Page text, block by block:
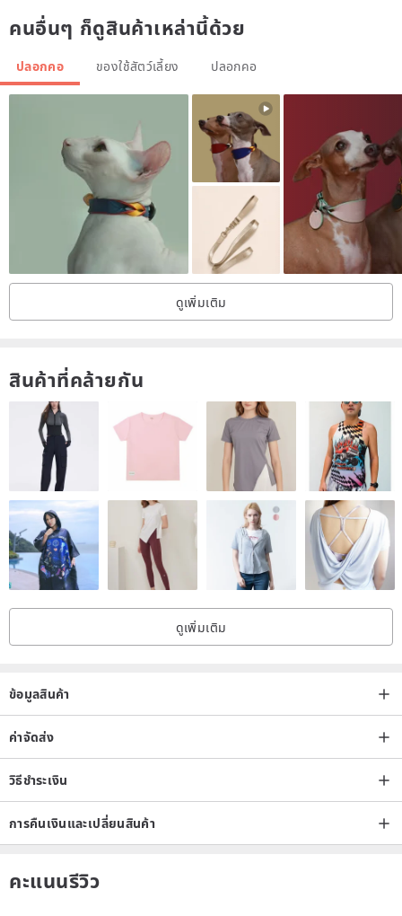
XL
49-53
1. 1CM (below 40 cm)
2. 1.5-2CM (above 40 cm)
Length: between 10-60 cm
1. XS-19-23cm
3. M-29-33cm
5. XL-39-43 cm
6. XXL-44-48
7. 3XL-49-53
8. 4XL-54-59
The size of 4XL or more depends on the size of the original
material.
it can be discussed in private. Basically, an additional fee of
20-40 yuan will be charged for every 10 cm increase. The price
*It is recommended that the length of the collar is actually
Material
1.Source :Taiwan. Japan. China. Hong Kong .Korea
2. Fabric material: general cotton
คนอื่นๆ ก็ดูสินค้าเหล่านี้ด้วย
ปลอกคอ ของใช้สัตว์เลี้ยง ปลอกคอ
ดูเพิ่มเติม
สินค้าที่คล้ายกัน
ดูเพิ่มเติม
ข้อมูลสินค้า
ค่าจัดส่ง
วิธีชำระเงิน
การคืนเงินและเปลี่ยนสินค้า
คะแนนรีวิว